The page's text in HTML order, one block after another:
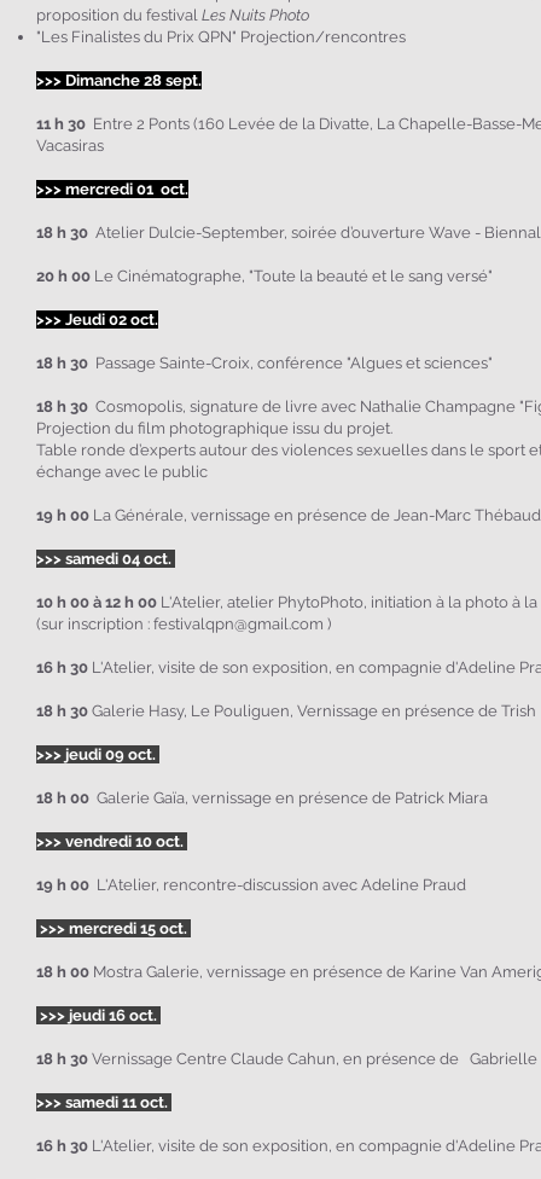
proposition du festival Les Nuits Photo
"Les Finalistes du Prix QPN" Projection/rencontres
>>> Dimanche 28 sept.
11 h 30 Entre 2 Ponts (160 Levée de la Divatte, La Chapelle-Basse-
Vacasiras
>>> mercredi 01 oct.
18 h 30 Atelier Dulcie-September, soirée d’ouverture Wave -
20 h 00 Le Cinématographe, "Toute la beauté et le sang versé"
>>> Jeudi 02 oct.
18 h 30 Passage Sainte-Croix, conférence "Algues et sciences"
18 h 30 Cosmopolis, signature de livre avec Nathalie Champagne
Projection du film photographique issu du projet.
Table ronde d’experts autour des violences sexuelles dans le sport
échange avec le public
19 h 00 La Générale, vernissage en présence de Jean-Marc Thébaud
>>> samedi 04 oct.
10 h 00 à 12 h 00 L'Atelier, atelier PhytoPhoto, initiation à la photo à
(sur inscription : festivalqpn@gmail.com )
16 h 30 L'Atelier, visite de son exposition, en compagnie d'Adeline
18 h 30 Galerie Hasy, Le Pouliguen, Vernissage en présence de Trish
>>> jeudi 09 oct.
18 h 00 Galerie Gaïa, vernissage en présence de Patrick Miara
>>> vendredi 10 oct.
19 h 00 L'Atelier, rencontre-discussion avec Adeline Praud
>>> mercredi 15 oct.
18 h 00 Mostra Galerie, vernissage en présence de Karine Van
>>> jeudi 16 oct.
18 h 30 Vernissage Centre Claude Cahun, en présence de
>>> samedi 11 oct.
16 h 30 L'Atelier, visite de son exposition, en compagnie d'Adeline